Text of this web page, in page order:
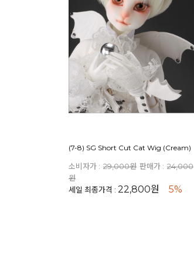
(7-8) SG Short Cut Cat Wig (Cream)
소비자가 : 29,000원 판매가 : 24,000
원
세일 최종가격 : 22,800원 5%